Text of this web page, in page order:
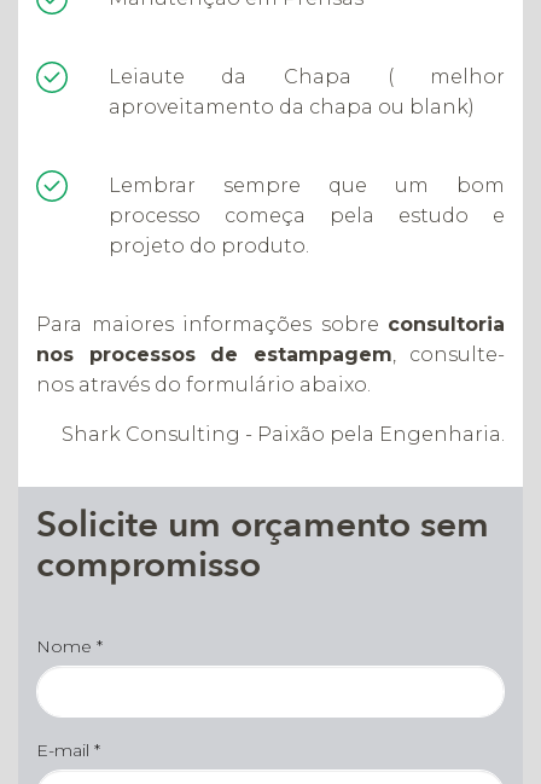
Leiaute da Chapa ( melhor
aproveitamento da chapa ou blank)
Lembrar sempre que um bom
processo começa pela estudo e
projeto do produto.
Para maiores informações sobre consultoria
nos processos de estampagem , consulte-
nos através do formulário abaixo.
Shark Consulting - Paixão pela Engenharia.
Solicite um orçamento sem
compromisso
Nome *
E-mail *